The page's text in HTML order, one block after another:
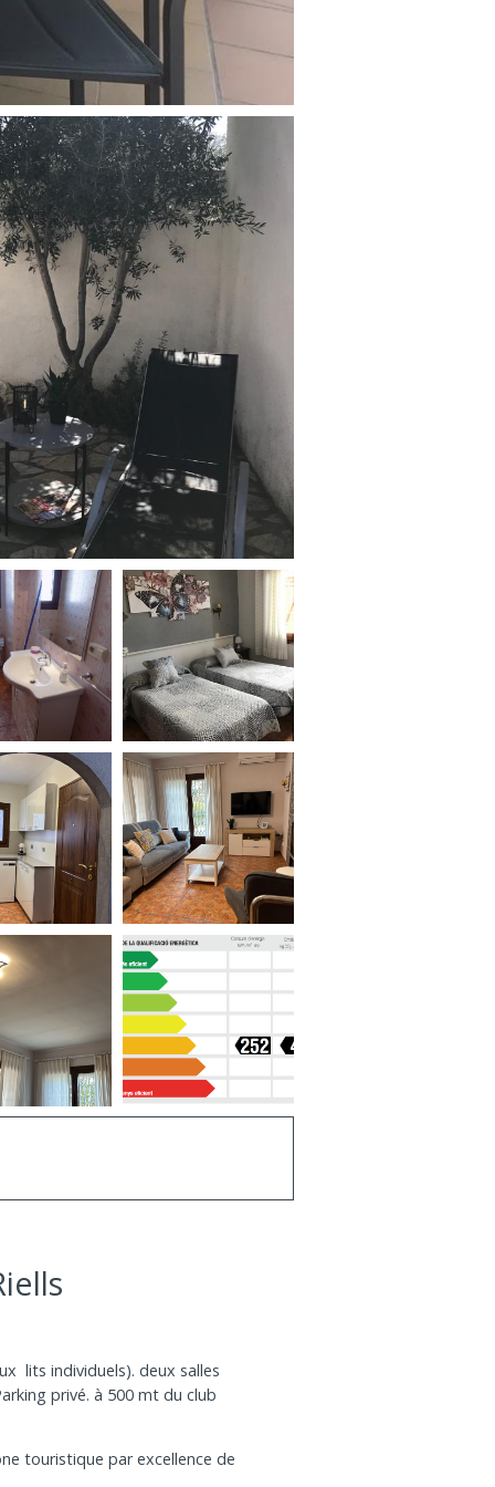
lits individuels). deux salles
privé. à 500 mt du club
touristique par excellence de